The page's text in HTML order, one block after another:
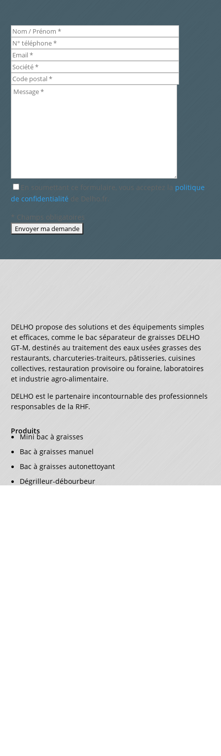
En soumettant ce formulaire, vous acceptez la politique
de confidentialité de Delho.fr.
* Champs obligatoires
DELHO propose des solutions et des équipements simples
et efficaces, comme le bac séparateur de graisses DELHO
GT-M, destinés au traitement des eaux usées grasses des
restaurants, charcuteries-traiteurs, pâtisseries, cuisines
collectives, restauration provisoire ou foraine, laboratoires
et industrie agro-alimentaire.
DELHO est le partenaire incontournable des professionnels
responsables de la RHF.
Produits
Mini bac à graisses
Bac à graisses manuel
Bac à graisses autonettoyant
Dégrilleur-débourbeur